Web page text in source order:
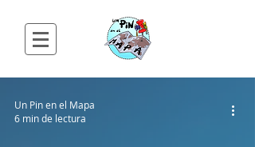
Un Pin en el Mapa
6 min de lectura